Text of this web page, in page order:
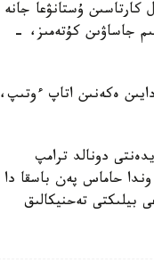
كارتاسىن ۇستانۋعا جانە
جاساۋىن كۇتەمىز، -
ەكەنىن اتاپ ءوتىپ،
دونالد ترامپ
حاماس پەن باسقا دا
بيلىكتى تەحنيكالىق